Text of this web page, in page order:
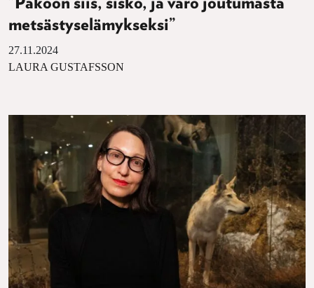
”Pakoon siis, sisko, ja varo joutumasta
metsästyselämykseksi”
27.11.2024
LAURA GUSTAFSSON